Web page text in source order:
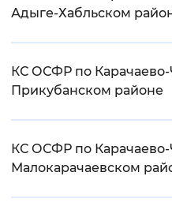
Адыге-Хабльском
КС ОСФР по
Прикубанском районе
КС ОСФР по
Малокарачаевском